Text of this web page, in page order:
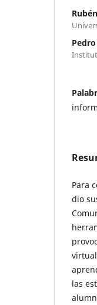
Para
dio
las